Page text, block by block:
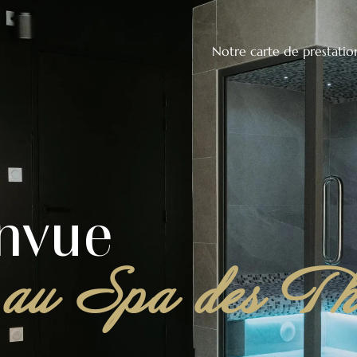
Notre carte de
au Spa des